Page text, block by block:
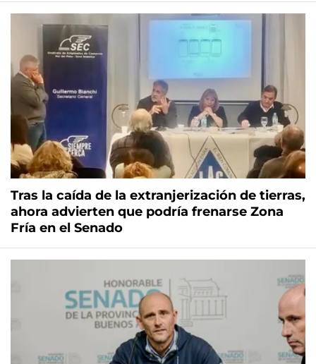
Tras la caída de la extranjerización de tierras,
ahora advierten que podría frenarse Zona
Fría en el Senado